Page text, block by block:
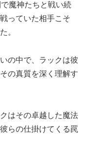
魔神たちと戦い続
っていた相手こそ
。
の中で、ラックは彼
の真質を深く理解す
はその卓越した魔法
らの仕掛けてくる罠